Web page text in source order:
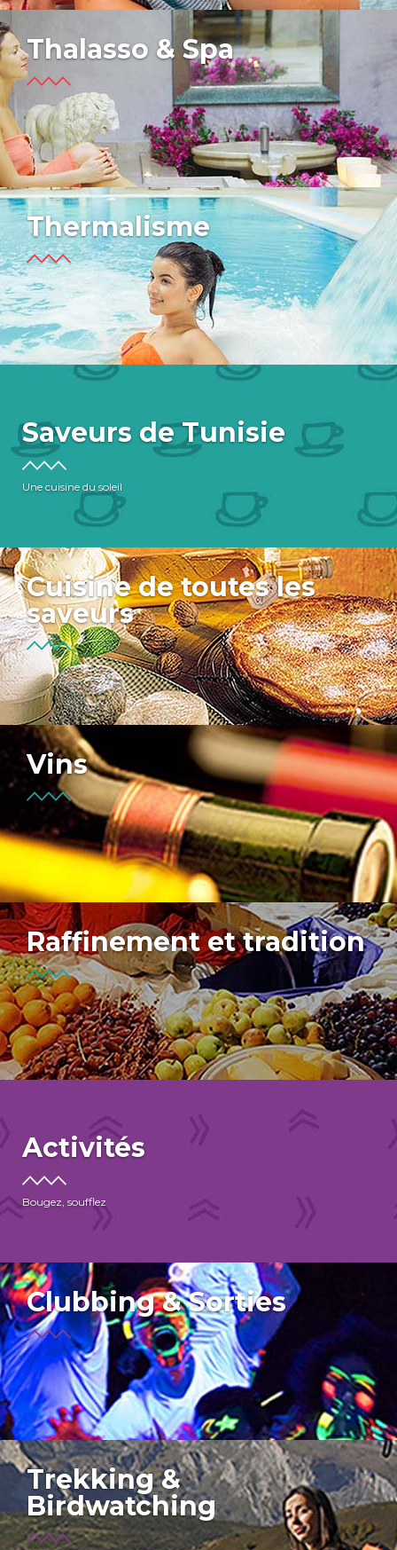
Thalasso & Spa
Thermalisme
Saveurs de Tunisie
Une cuisine du soleil
Cuisine de toutes les
saveurs
Vins
Raffinement et tradition
Activités
Bougez, soufflez
Clubbing & Sorties
Trekking &
Birdwatching